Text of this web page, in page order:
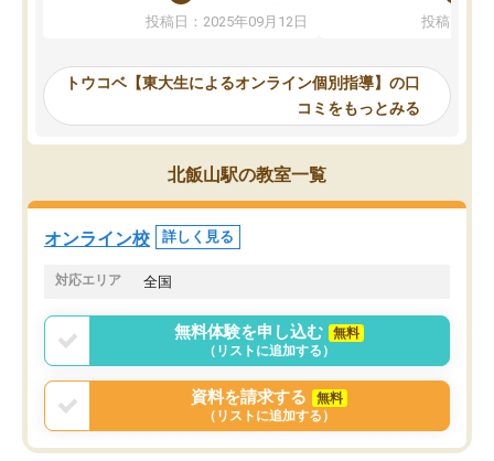
か、オプションは付帯するかなど選ぶ
事が出来ました。
ーティングを行い、その講師で良いか
見てから講師を決定する事ができま
す。
うちの子は、初回面談の講師の方で決
オンラインツールを使用した単語帳の
共有があり宿題もそちらで出される形
でした。
言う事で講師変更の申し出があり、あ
まりに短期での変更だった為、塾に通
う事にして退会しました。遅れも取り
戻せ、授業内容や講師の方は良かった
と思います。
投稿日：2025年09月12日
めれるので、個人に合
いなのがあり(有料)、受
ことをどんなスケジュー
くか相談したのですが、
ち期待したものではなく
くなってきたようなので
投稿日：
トウコベ【東大生によるオンライン個別指導】の口
コミをもっとみる
北飯山駅の教室一覧
オンライン校 詳しく見る
対応エリア 全国
無料体験を申し込む
無料
（リストに追加する）
資料を請求する
無料
（リストに追加する）